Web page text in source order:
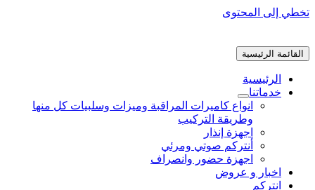
تخطي إلى المحتوى
القائمة الرئيسية
الرئيسية
خدماتنا
انواع كاميرات المراقبة وميزات وسلبيات كل منها
وطريقة التركيب
اجهزة إنذار
أنتركم صوتي ومرئي
اجهزة حضور وانصراف
اخبار و عروض
انتركم